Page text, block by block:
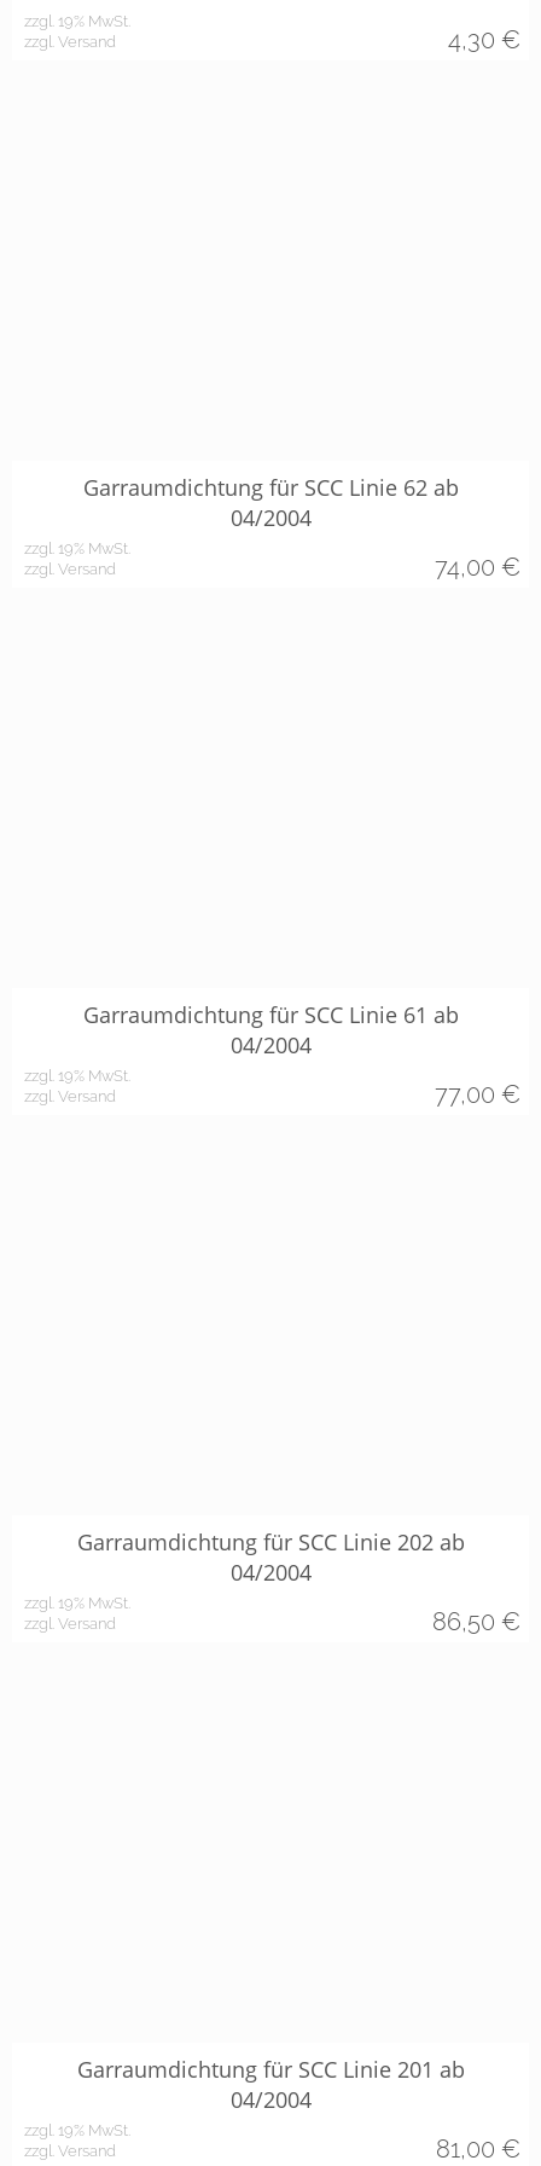
zzgl. 19% MwSt.
zzgl. Versand
4,30 €
Garraumdichtung für SCC Linie 62 ab
04/2004
zzgl. 19% MwSt.
zzgl. Versand
74,00 €
Garraumdichtung für SCC Linie 61 ab
04/2004
zzgl. 19% MwSt.
zzgl. Versand
77,00 €
Garraumdichtung für SCC Linie 202 ab
04/2004
zzgl. 19% MwSt.
zzgl. Versand
86,50 €
Garraumdichtung für SCC Linie 201 ab
04/2004
zzgl. 19% MwSt.
zzgl. Versand
81,00 €